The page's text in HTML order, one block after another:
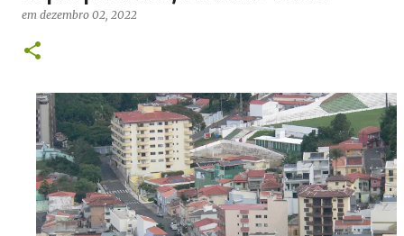
0
em dezembro 02, 2022